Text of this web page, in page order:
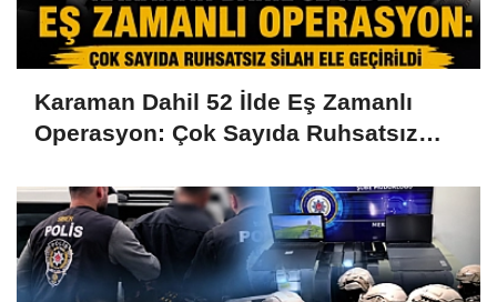
Karaman Dahil 52 İlde Eş Zamanlı
Operasyon: Çok Sayıda Ruhsatsız